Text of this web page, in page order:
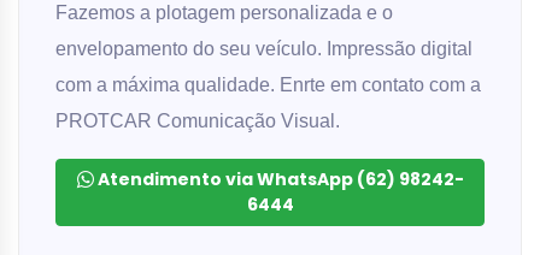
Fazemos a plotagem personalizada e o
envelopamento do seu veículo. Impressão digital
com a máxima qualidade. Enrte em contato com a
PROTCAR Comunicação Visual.
Atendimento via WhatsApp (62) 98242-
6444